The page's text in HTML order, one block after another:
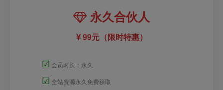
永久合伙人
99元（限时特惠）
☑ 会员时长：永久
☑ 全站资源永久免费获取